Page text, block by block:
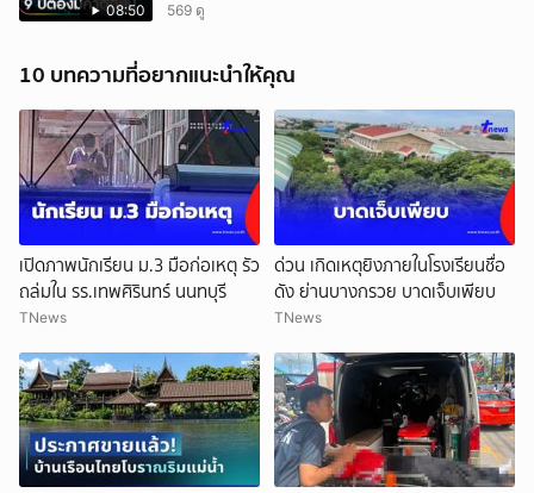
08:50 569 ดู
10 บทความที่อยากแนะนำให้คุณ
เปิดภาพนักเรียน ม.3 มือก่อเหตุ รัว
ถล่มใน รร.เทพศิรินทร์ นนทบุรี
TNews
ด่วน เกิดเหตุยิงภายในโรงเรียนชื่อ
ดัง ย่านบางกรวย บาดเจ็บเพียบ
TNews